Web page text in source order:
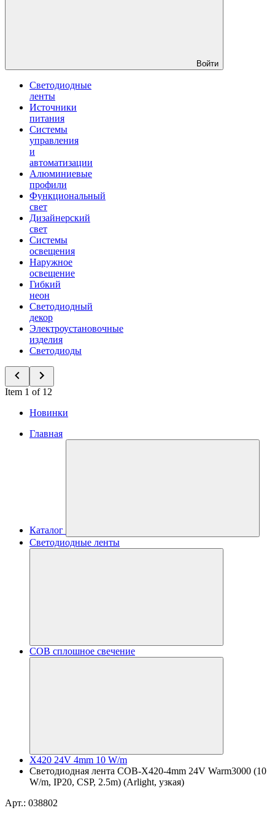
Войти
Светодиодные
ленты
Источники
питания
Системы
управления
и
автоматизации
Алюминиевые
профили
Функциональный
свет
Дизайнерский
свет
Системы
освещения
Наружное
освещение
Гибкий
неон
Светодиодный
декор
Электроустановочные
изделия
Светодиоды
Item 1 of 12
Новинки
Главная
Каталог
Светодиодные ленты
COB сплошное свечение
X420 24V 4mm 10 W/m
Светодиодная лента COB-X420-4mm 24V Warm3000 (10
W/m, IP20, CSP, 2.5m) (Arlight, узкая)
Арт.: 038802